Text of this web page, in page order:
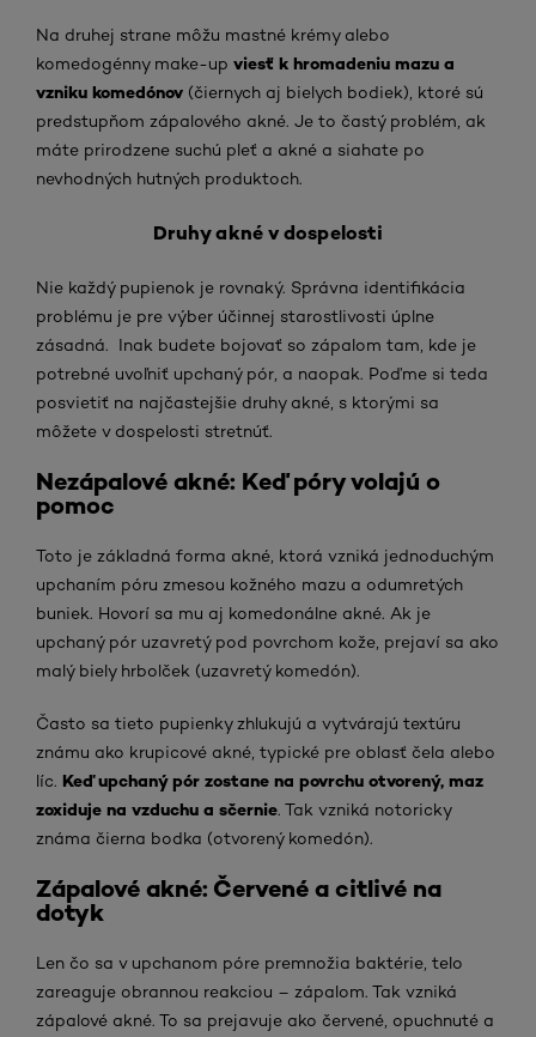
Na druhej strane môžu mastné krémy alebo
komedogénny make-up viesť k hromadeniu mazu a
vzniku komedónov (čiernych aj bielych bodiek), ktoré sú
predstupňom zápalového akné. Je to častý problém, ak
máte prirodzene suchú pleť a akné a siahate po
nevhodných hutných produktoch.
Druhy akné v dospelosti
Nie každý pupienok je rovnaký. Správna identifikácia
problému je pre výber účinnej starostlivosti úplne
zásadná. Inak budete bojovať so zápalom tam, kde je
potrebné uvoľniť upchaný pór, a naopak. Poďme si teda
posvietiť na najčastejšie druhy akné, s ktorými sa
môžete v dospelosti stretnúť.
Nezápalové akné: Keď póry volajú o
pomoc
Toto je základná forma akné, ktorá vzniká jednoduchým
upchaním póru zmesou kožného mazu a odumretých
buniek. Hovorí sa mu aj komedonálne akné. Ak je
upchaný pór uzavretý pod povrchom kože, prejaví sa ako
malý biely hrbolček (uzavretý komedón).
Často sa tieto pupienky zhlukujú a vytvárajú textúru
známu ako krupicové akné, typické pre oblasť čela alebo
líc. Keď upchaný pór zostane na povrchu otvorený, maz
zoxiduje na vzduchu a sčernie. Tak vzniká notoricky
známa čierna bodka (otvorený komedón).
Zápalové akné: Červené a citlivé na
dotyk
Len čo sa v upchanom póre premnožia baktérie, telo
zareaguje obrannou reakciou – zápalom. Tak vzniká
zápalové akné. To sa prejavuje ako červené, opuchnuté a